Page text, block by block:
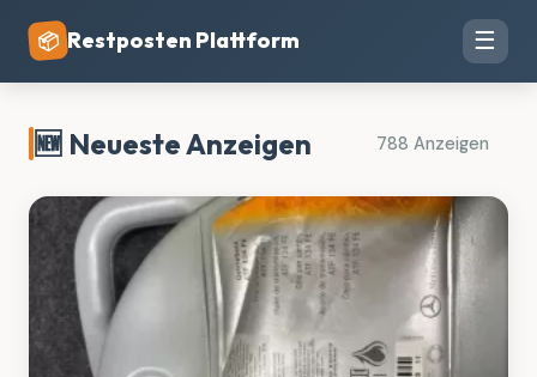
📦 Restposten Plattform ☰
🆕 Neueste Anzeigen 788 Anzeigen